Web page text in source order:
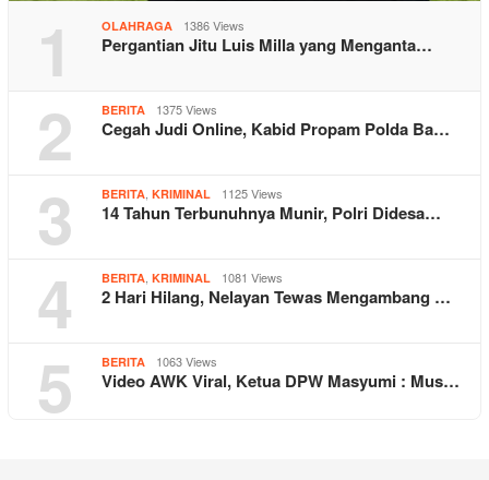
1 OLAHRAGA 1386 Views
Pergantian Jitu Luis Milla yang Menganta…
2 BERITA 1375 Views
Cegah Judi Online, Kabid Propam Polda Ba…
3 BERITA KRIMINAL 1125 Views
14 Tahun Terbunuhnya Munir, Polri Didesa…
4 BERITA KRIMINAL 1081 Views
2 Hari Hilang, Nelayan Tewas Mengambang …
5 BERITA 1063 Views
Video AWK Viral, Ketua DPW Masyumi : Mus…